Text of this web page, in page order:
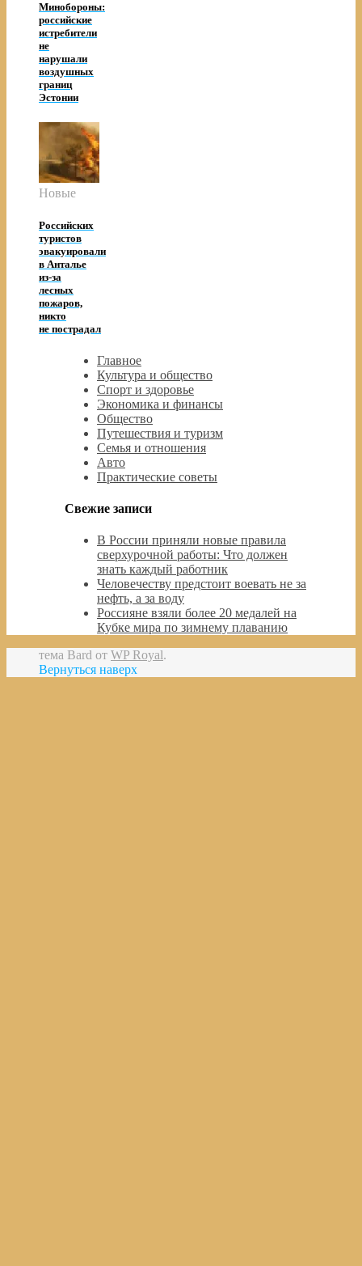
Минобороны:
российские
истребители
не
нарушали
воздушных
границ
Эстонии
Новые
Российских
туристов
эвакуировали
в Анталье
из-за
лесных
пожаров,
никто
не пострадал
Главное
Культура и общество
Спорт и здоровье
Экономика и финансы
Общество
Путешествия и туризм
Семья и отношения
Авто
Практические советы
Свежие записи
В России приняли новые правила
сверхурочной работы: Что должен
знать каждый работник
Человечеству предстоит воевать не за
нефть, а за воду
Россияне взяли более 20 медалей на
Кубке мира по зимнему плаванию
тема Bard от WP Royal.
Вернуться наверх